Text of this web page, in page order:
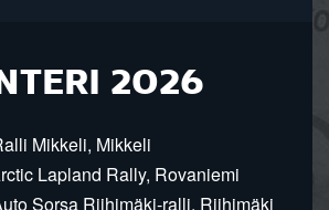
2026
Mikkeli, Mikkeli
Lapland Rally, Rovaniemi
Sorsa Riihimäki-ralli, Riihimäki